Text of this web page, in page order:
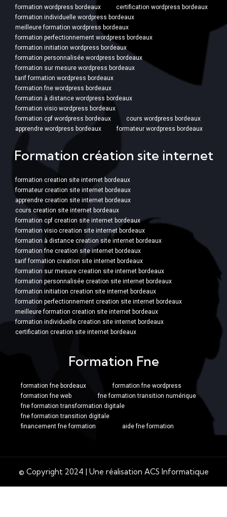
formation wordpress bordeaux
certification wordpress bordeaux
formation individuelle wordpress bordeaux
meilleure formation wordpress bordeaux
formation perfectionnement wordpress bordeaux
formation initiation wordpress bordeaux
formation personnalisée wordpress bordeaux
formation sur mesure wordpress bordeaux
tarif formation wordpress bordeaux
formation fne wordpress bordeaux
formation à distance wordpress bordeaux
formation visio wordpress bordeaux
formation cpf wordpress bordeaux
cours wordpress bordeaux
apprendre wordpress bordeaux
formateur wordpress bordeaux
Formation création site internet
formation creation site internet bordeaux
formateur creation site internet bordeaux
apprendre creation site internet bordeaux
cours creation site internet bordeaux
formation cpf creation site internet bordeaux
formation visio creation site internet bordeaux
formation à distance creation site internet bordeaux
formation fne creation site internet bordeaux
tarif formation creation site internet bordeaux
formation sur mesure creation site internet bordeaux
formation personnalisée creation site internet bordeaux
formation initiation creation site internet bordeaux
formation perfectionnement creation site internet bordeaux
meilleure formation creation site internet bordeaux
formation individuelle creation site internet bordeaux
certification creation site internet bordeaux
Formation Fne
formation fne bordeaux
formation fne wordpress
formation fne web
fne formation transition numérique
fne formation transformation digitale
fne formation transition digitale
financement fne formation
aide fne formation
© Copyright 2024 | Une réalisation ACS Informatique